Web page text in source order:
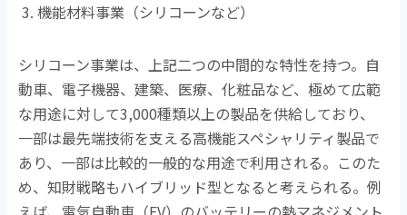
機能材料事業（シリコーンなど）
シリコーン事業は、上記二つの中間的な特性を持つ。自
動車、電子機器、建築、医療、化粧品など、極めて広範
な用途に対して3,000種類以上の製品を供給しており、
一部は最先端技術を支える高機能スペシャリティ製品で
あり、一部は比較的一般的な用途で利用される。このた
め、知財戦略もハイブリッド型となると考えられる。例